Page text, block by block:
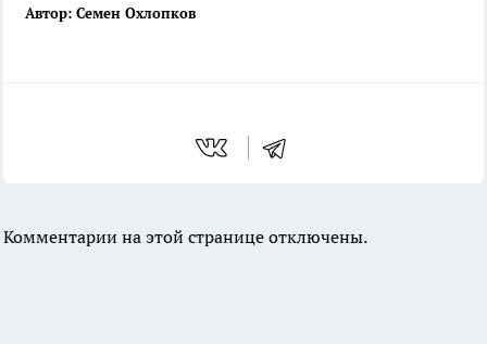
Автор: Семен Охлопков
Комментарии на этой странице отключены.